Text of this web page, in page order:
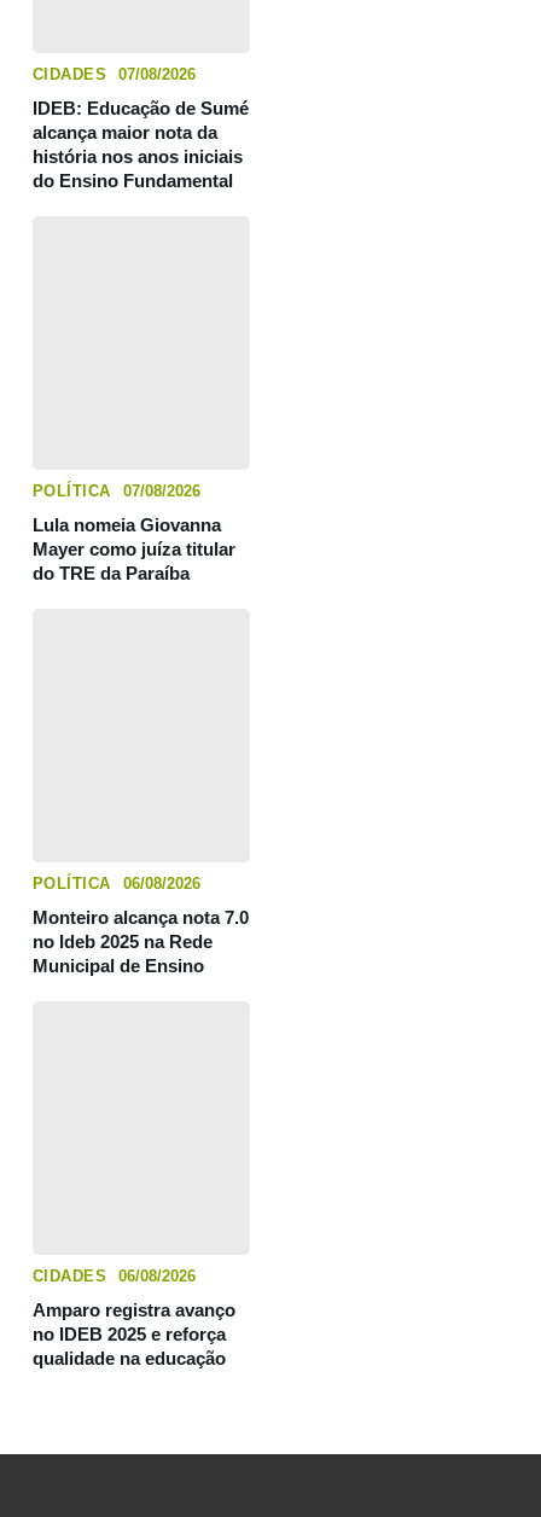
CIDADES 07/08/2026
IDEB: Educação de Sumé
alcança maior nota da
história nos anos iniciais
do Ensino Fundamental
POLÍTICA 07/08/2026
Lula nomeia Giovanna
Mayer como juíza titular
do TRE da Paraíba
POLÍTICA 06/08/2026
Monteiro alcança nota 7.0
no Ideb 2025 na Rede
Municipal de Ensino
CIDADES 06/08/2026
Amparo registra avanço
no IDEB 2025 e reforça
qualidade na educação